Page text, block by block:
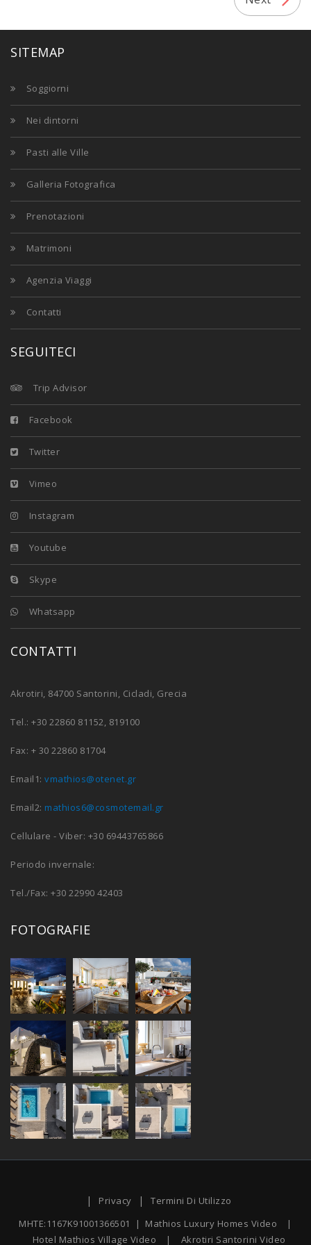
SITEMAP
Soggiorni
Nei dintorni
Pasti alle Ville
Galleria Fotografica
Prenotazioni
Matrimoni
Agenzia Viaggi
Contatti
SEGUITECI
Trip Advisor
Facebook
Twitter
Vimeo
Instagram
Youtube
Skype
Whatsapp
CONTATTI
Akrotiri, 84700 Santorini, Cicladi, Grecia
Tel.: +30 22860 81152, 819100
Fax: + 30 22860 81704
Email1: vmathios@otenet.gr
Email2: mathios6@cosmotemail.gr
Cellulare - Viber: +30 69443765866
Periodo invernale:
Tel./Fax: +30 22990 42403
FOTOGRAFIE
| Privacy |
Termini Di Utilizzo
MHTE:1167K91001366501 | Mathios Luxury Homes Video |
Hotel Mathios Village Video | Akrotiri Santorini Video